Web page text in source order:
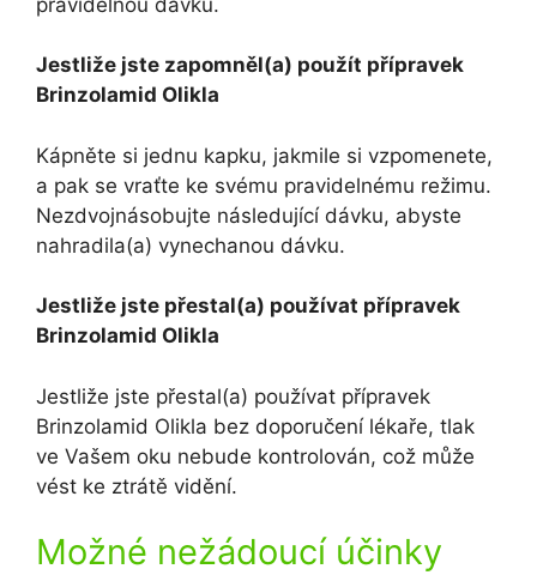
Jestliže jste zapomněl(a) použít přípravek
Brinzolamid Olikla
Kápněte si jednu kapku, jakmile si vzpomenete,
a pak se vraťte ke svému pravidelnému režimu.
Nezdvojnásobujte následující dávku, abyste
nahradila(a) vynechanou dávku.
Jestliže jste přestal(a) používat přípravek
Brinzolamid Olikla
Jestliže jste přestal(a) používat přípravek
Brinzolamid Olikla bez doporučení lékaře, tlak
ve Vašem oku nebude kontrolován, což může
vést ke ztrátě vidění.
Možné nežádoucí účinky